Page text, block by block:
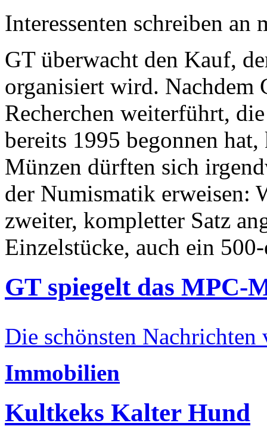
Interessenten schreiben
GT überwacht den Kauf,
organisiert wird. Nachdem
Recherchen weiterführt,
bereits 1995 begonnen
Münzen dürften sich
der Numismatik erweisen:
zweiter, kompletter Satz
Einzelstücke, auch ein
GT spiegelt das MPC-
Die schönsten Nachrichten
Immobilien
Kultkeks Kalter Hund